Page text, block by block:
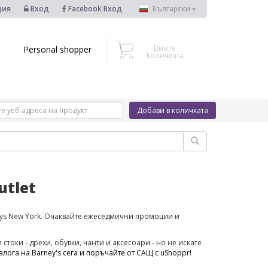
Вход Facebook Вход Български
Personal shopper Вижте
Количката
Добави в количката
New York. Очаквайте ежеседмични промоции и
- дрехи, обувки, чанти и аксесоари - но не искате
на Barney's сега и поръчайте от САЩ с uShoppr!